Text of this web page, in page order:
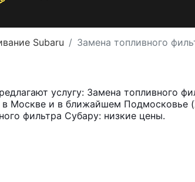
Subaru Замена топливного
услугу: Замена топливного
Москве и в ближайшем Подмосковье
фильтра Субару: низкие цены.